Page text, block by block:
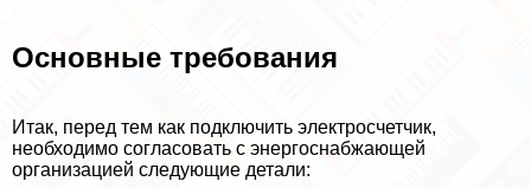
Основные требования
Итак, перед тем как подключить электросчетчик,
необходимо согласовать с энергоснабжающей
организацией следующие детали: